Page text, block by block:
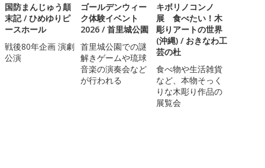
国防まんじゅう顛
末記 / ひめゆりピ
ースホール
戦後80年企画 演劇
公演
ゴールデンウィー
ク体験イベント
2026 / 首里城公園
首里城公園での謎
解きゲームや琉球
音楽の演奏会など
が行われる
キボリノコンノ
展 食べたい！木
彫りアートの世界
(沖縄) / おきなわ工
芸の杜
食べ物や生活雑貨
など、本物そっく
りな木彫り作品の
展覧会